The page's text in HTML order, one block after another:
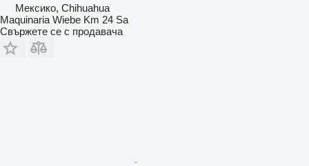
Мексико, Chihuahua
Maquinaria Wiebe Km 24 Sa
Свържете се с продавача